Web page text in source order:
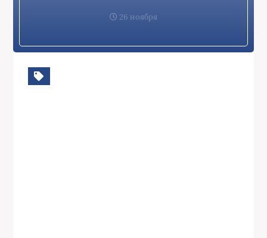
26 ноября